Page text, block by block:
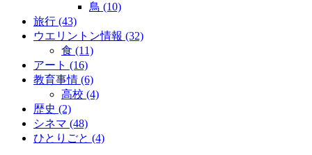
鳥 (10)
旅行 (43)
ウエリントン情報 (32)
食 (11)
アート (16)
教育事情 (6)
高校 (4)
歴史 (2)
シネマ (48)
ひとりごと (4)